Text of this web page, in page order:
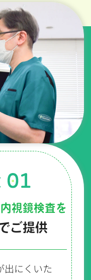
視鏡検査を
ご提供
出にくいた